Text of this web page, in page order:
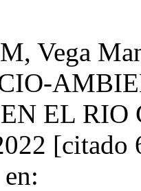
Vega
EL RIO